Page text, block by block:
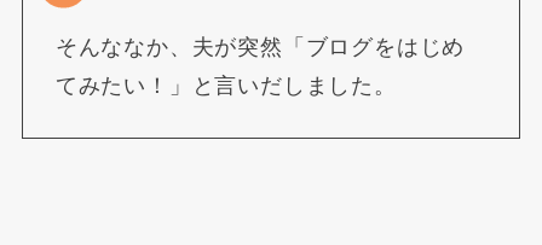
そんななか、夫が突然「ブログをはじめ
てみたい！」と言いだしました。